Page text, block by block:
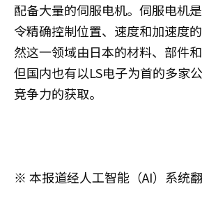
配备大量的伺服电机。伺服电机
令精确控制位置、速度和加速度
然这一领域由日本的材料、部件和
但国内也有以LS电子为首的多家
竞争力的获取。
※ 本报道经人工智能（AI）系统翻